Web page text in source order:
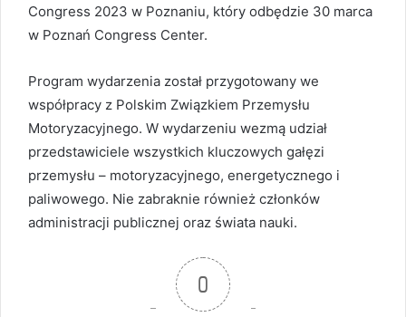
Congress 2023 w Poznaniu, który odbędzie 30 marca
w Poznań Congress Center.
Program wydarzenia został przygotowany we
współpracy z Polskim Związkiem Przemysłu
Motoryzacyjnego. W wydarzeniu wezmą udział
przedstawiciele wszystkich kluczowych gałęzi
przemysłu – motoryzacyjnego, energetycznego i
paliwowego. Nie zabraknie również członków
administracji publicznej oraz świata nauki.
0